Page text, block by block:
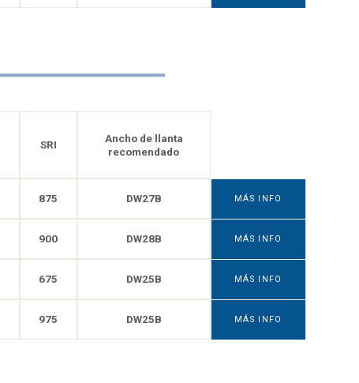
SRI
Ancho de llanta
recomendado
875 DW27B MÁS INFO
900 DW28B MÁS INFO
675 DW25B MÁS INFO
975 DW25B MÁS INFO